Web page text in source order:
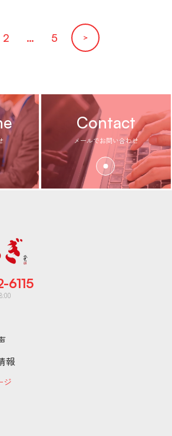
2 … 5 ＞
Contact
メールでお問い合わせ
6115
報
ジ